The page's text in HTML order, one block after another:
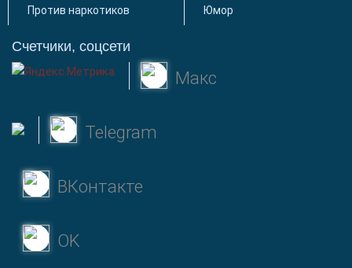
Против наркотиков
Юмор
Счетчики, соцсети
Макс
Telegram
ВКонтакте
OK